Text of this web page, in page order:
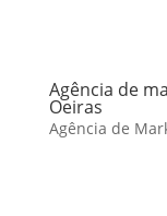
Agência de
Oeiras
Agência de